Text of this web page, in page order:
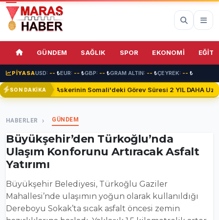
GÜNDEM SAĞLIK SPOR EKONOMİ
PİYASAUSD: -- ₺EUR: -- ₺GBP: -- ₺GRAM ALTIN: -- ₺ÇEYREK: -- ₺
SON DAKİKATürk Askerinin Somali'deki Görev Süresi 2 YIL DAHA
72%
HABERLER GÜNDEM
Büyükşehir’den Türkoğlu’nda
Ulaşım Konforunu Artıracak Asfalt
Yatırımı
Büyükşehir Belediyesi, Türkoğlu Gaziler
Mahallesi’nde ulaşımın yoğun olarak kullanıldığı
Dereboyu Sokak’ta sıcak asfalt öncesi zemin